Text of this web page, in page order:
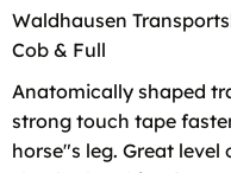
Waldhausen
Cob & Full
Anatomically shaped
strong touch tape
horse"s leg. Great